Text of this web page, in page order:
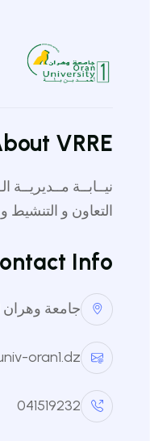
VRRE
نيــابــة
التعاون و التنشيط
Info
جامعة وهران 1 أحمد بن بلة - السانيا
oran1.dz
041519232